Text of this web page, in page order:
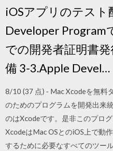
iOSアプリのテスト
Developer Program
での開発者証明書
備 3-3.Apple Devel…
8/10 (37 点) - Mac Xcodeを無料
のためのプログラムを開発出来
のはXcodeです。是非このプロ
XcodeはMac OSとのiOS上で動
するために必要なすべてのツー